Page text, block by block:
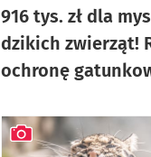
916 tys. zł dla
dzikich zwierząt!
ochronę